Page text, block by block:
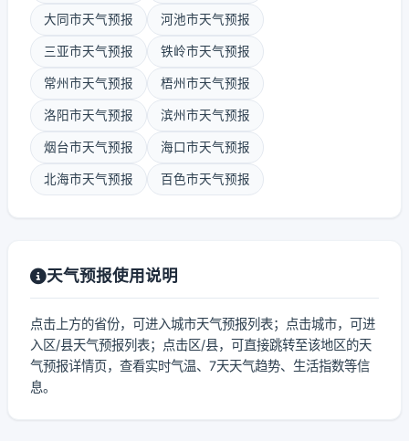
大同市天气预报 河池市天气预报
三亚市天气预报 铁岭市天气预报
常州市天气预报 梧州市天气预报
洛阳市天气预报 滨州市天气预报
烟台市天气预报 海口市天气预报
北海市天气预报 百色市天气预报
天气预报使用说明
点击上方的省份，可进入城市天气预报列表；点击城市，可进
入区/县天气预报列表；点击区/县，可直接跳转至该地区的天
气预报详情页，查看实时气温、7天天气趋势、生活指数等信
息。